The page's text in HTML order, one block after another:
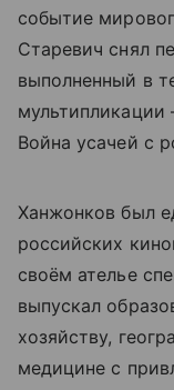
событие
Старевич снял
выполненный в
мультипликации
Война усачей с
Ханжонков был
российских
своём ателье
выпускал
хозяйству,
медицине с